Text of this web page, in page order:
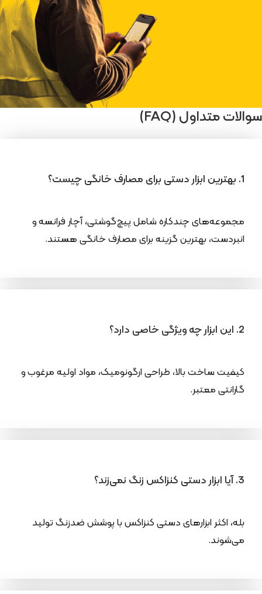
سوالات متداول (FAQ)
1. بهترین ابزار دستی برای مصارف خانگی چیست؟
مجموعه‌های چندکاره شامل پیچ‌گوشتی، آچار فرانسه و
انبردست، بهترین گزینه برای مصارف خانگی هستند.
2. این ابزار چه ویژگی خاصی دارد؟
کیفیت ساخت بالا، طراحی ارگونومیک، مواد اولیه مرغوب و
گارانتی معتبر.
3. آیا ابزار دستی کنزاکس زنگ نمی‌زند؟
بله، اکثر ابزارهای دستی کنزاکس با پوشش ضدزنگ تولید
می‌شوند.